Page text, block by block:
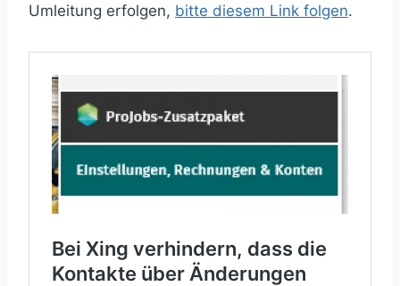
Umleitung erfolgen, bitte diesem Link folgen.